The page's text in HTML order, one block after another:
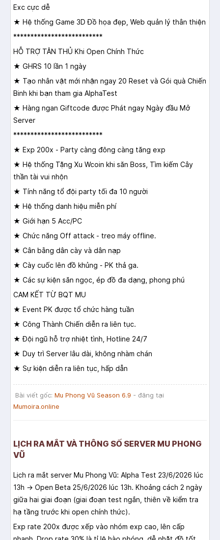
Exc cực dễ
★ Hệ thống Game 3D Đồ họa đẹp, Web quản lý thân thiện
**************************
HỖ TRỢ TÂN THỦ Khi Open Chính Thức
★ GHRS 10 lần 1 ngày
★ Tạo nhân vật mới nhận ngay 20 Reset và Gói quà Chiến
Binh khi bạn tham gia AlphaTest
★ Hàng ngan Giftcode được Phát ngay Ngày đầu Mở
Server
**************************
★ Exp 200x - Party càng đông càng tăng exp
★ Hệ thống Tặng Xu Wcoin khi săn Boss, Tìm kiếm Cây
thần tài vui nhộn
★ Tính năng tổ đội party tối đa 10 người
★ Hệ thống danh hiệu miễn phí
★ Giới hạn 5 Acc/PC
★ Chức năng Off attack - treo máy offline.
★ Cân bằng dân cày và dân nạp
★ Cày cuốc lên đồ khủng - PK thả ga.
★ Các sự kiện săn ngọc, ép đồ đa dạng, phong phú
CAM KẾT TỪ BQT MU
★ Event PK được tổ chức hàng tuần
★ Công Thành Chiến diễn ra liên tục.
★ Đội ngũ hỗ trợ nhiệt tình, Hotline 24/7
★ Duy trì Server lâu dài, không nhàm chán
★ Sự kiện diễn ra liên tục, hấp dẫn
Bài viết gốc: Mu Phong Vũ Season 6.9 - đăng tại
Mumoira.online
LỊCH RA MẮT VÀ THÔNG SỐ SERVER MU PHONG
VŨ
Lịch ra mắt server Mu Phong Vũ: Alpha Test 23/6/2026 lúc
13h → Open Beta 25/6/2026 lúc 13h. Khoảng cách 2 ngày
giữa hai giai đoạn (giai đoạn test ngắn, thiên về kiểm tra
hạ tầng trước khi open chính thức).
Exp rate 200x được xếp vào nhóm exp cao, lên cấp